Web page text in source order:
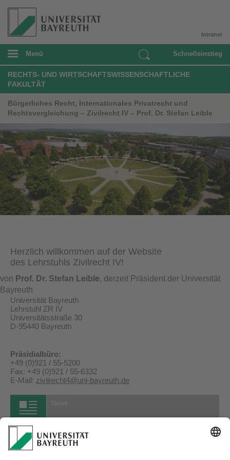
Intranet
Menü Schnelleinstieg
RECHTS- UND WIRTSCHAFTSWISSENSCHAFTLICHE
FAKULTÄT
Bürgerliches Recht, Internationales Privatrecht und
Rechtsvergleichung – Zivilrecht IV – Prof. Dr. Stefan Leible
​Herzlich willkommen auf der Website
des Lehrstuhls Zivilrecht IV!
von Prof. Dr. Stefan Leible, derzeit Präsident der Universität
Bayreuth
Universität Bayreuth
Lehrstuhl ZR IV
Universitätsstraße 30
D-95440 Bayreuth
Präsidialbüro:
+49 (0)921 / 55-5200
Fax: +49 (0)921 / 55-6332
E-Mail: zivilrecht4@uni-bayreuth.de
08.11.2023
Hiwi-Stellenausschreibung
...mehr